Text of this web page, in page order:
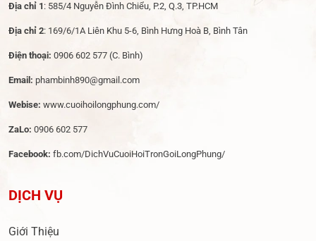
Địa chỉ 1 : 585/4 Nguyễn Đình Chiểu, P.2, Q.3, TP.HCM
Địa chỉ 2: 169/6/1A Liên Khu 5-6, Bình Hưng Hoà B, Bình Tân
Điện thoại: 0906 602 577 (C. Bình)
Email: phambinh890@gmail.com
Webise: www.cuoihoilongphung.com/
ZaLo: 0906 602 577
Facebook: fb.com/DichVuCuoiHoiTronGoiLongPhung/
DỊCH VỤ
Giới Thiệu